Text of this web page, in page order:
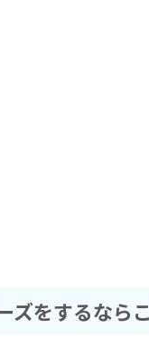
ズをするなら